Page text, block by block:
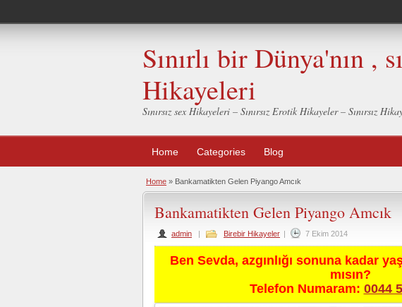
Sınırlı bir Dünya'nın ,
Hikayeleri
Sınırsız sex Hikayeleri – Sınırsız Erotik Hikayeler – Sınırsız
Home Categories Blog
Home » Bankamatikten Gelen Piyango Amcık
Bankamatikten Gelen Piyango Amcık
admin | Birebir Hikayeler | 7 Ekim 2014
Ben Sevda, azgınlığı sonuna kadar
mısın?
Telefon Numaram: 0044